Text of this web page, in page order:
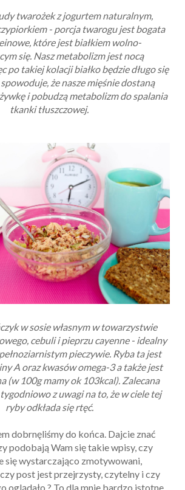
twarożek z jogurtem naturalnym,
- porcja twarogu jest bogata
które jest białkiem wolno-
się. Nasz metabolizm jest nocą
po takiej kolacji białko będzie długo się
spowoduje, że nasze mięśnie dostaną
i pobudzą metabolizm do spalania
tkanki tłuszczowej.
w sosie własnym w towarzystwie
cebuli i pieprzu cayenne - idealny
pieczywie. Ryba ta jest
A oraz kwasów omega-3 a także jest
(w 100g mamy ok 103kcal). Zalecana
z uwagi na to, że w ciele tej
ryby odkłada się rtęć.
dobrnęliśmy do końca. Dajcie znać
podobają Wam się takie wpisy, czy
się wystarczająco zmotywowani,
post jest przejrzysty, czytelny i czy
oglądało ? To dla mnie bardzo istotne